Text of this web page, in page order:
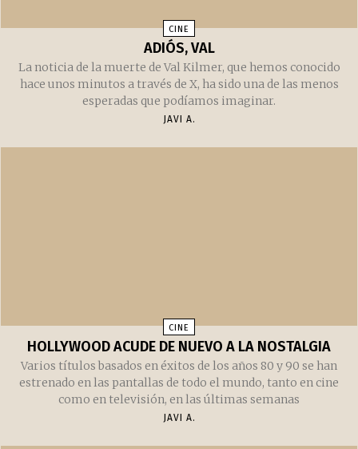
CINE
ADIÓS, VAL
La noticia de la muerte de Val Kilmer, que hemos conocido
hace unos minutos a través de X, ha sido una de las menos
esperadas que podíamos imaginar.
JAVI A.
CINE
HOLLYWOOD ACUDE DE NUEVO A LA NOSTALGIA
Varios títulos basados en éxitos de los años 80 y 90 se han
estrenado en las pantallas de todo el mundo, tanto en cine
como en televisión, en las últimas semanas
JAVI A.